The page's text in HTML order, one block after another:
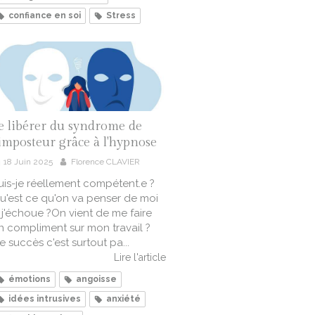
confiance en soi
Stress
libérer du syndrome de
grâce à l'hypnose
18 Juin 2025 Florence CLAVIER
je réellement compétent.e ?
ce qu'on va penser de moi
j'échoue ?On vient de me faire
compliment sur mon travail ?
succès c'est surtout pa...
Lire l'article
émotions
angoisse
idées intrusives
anxiété